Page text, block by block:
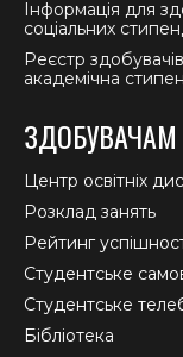
Інформація для
соціальних
Реєстр
академічна
ЗДОБУВАЧАМ
Центр освітніх
Розклад занять
Рейтинг
Студентське
Студентське
Бібліотека